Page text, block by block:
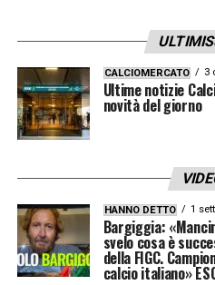
CALCIOMERCATO 3
Ultime notizie
novità del giorno
HANNO DETTO 1
Bargiggia:
svelo cosa è
della FIGC.
calcio italiano»